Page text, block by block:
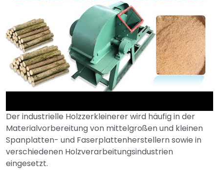
►
Der industrielle Holzzerkleinerer wird häufig in der
Materialvorbereitung von mittelgroßen und kleinen
Spanplatten- und Faserplattenherstellern sowie in
verschiedenen Holzverarbeitungsindustrien
eingesetzt.